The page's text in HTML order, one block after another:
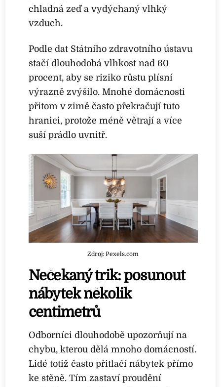
chladná zeď a vydýchaný vlhký
vzduch.
Podle dat Státního zdravotního ústavu
stačí dlouhodobá vlhkost nad 60
procent, aby se riziko růstu plísní
výrazně zvýšilo. Mnohé domácnosti
přitom v zimě často překračují tuto
hranici, protože méně větrají a více
suší prádlo uvnitř.
Zdroj: Pexels.com
Nečekaný trik: posunout
nábytek několik
centimetrů
Odborníci dlouhodobě upozorňují na
chybu, kterou dělá mnoho domácností.
Lidé totiž často přitlačí nábytek přímo
ke stěně. Tím zastaví proudění